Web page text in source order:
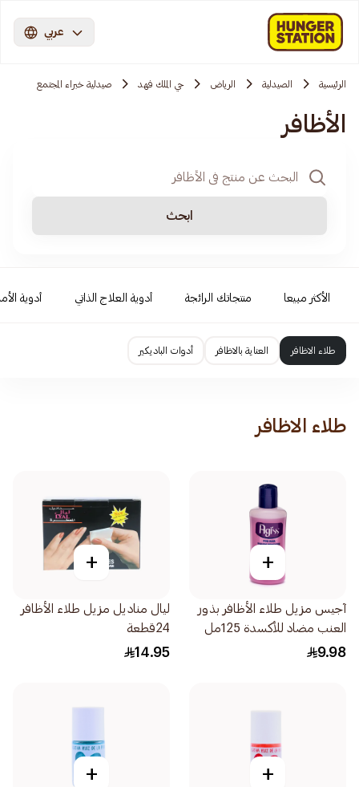
عربي
الرئيسية الصيدلية الرياض حي الملك فهد صيدلية خبراء المجتمع
الأظافر
ابحث
الأكثر مبيعا منتجاتك الرائجة أدوية العلاج الذاتي أدوية
طلاء الاظافر العناية بالاظافر أدوات الباديكير
طلاء الاظافر
+
آجيس مزيل طلاء الأظافر بذور
العنب مضاد للأكسدة 125مل
9.98
+
ليال مناديل مزيل طلاء الأظافر
24قطعة
14.95
+
+